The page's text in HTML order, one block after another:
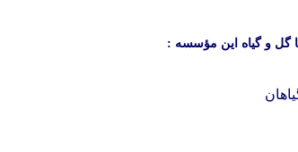
گل و گیاه این مؤسسه :